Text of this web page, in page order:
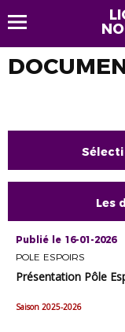
Les
Publié le 16-01-2026
POLE ESPOIRS
Présentation Pôle
Saison 2025-2026